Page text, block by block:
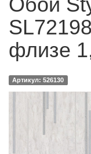
флизе
Артикул: 526130